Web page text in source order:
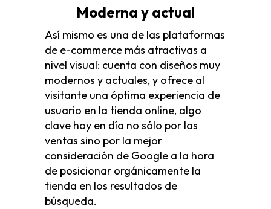
Moderna y actual
Así mismo es una de las plataformas
de e-commerce más atractivas a
nivel visual: cuenta con diseños muy
modernos y actuales, y ofrece al
visitante una óptima experiencia de
usuario en la tienda online, algo
clave hoy en día no sólo por las
ventas sino por la mejor
consideración de Google a la hora
de posicionar orgánicamente la
tienda en los resultados de
búsqueda.